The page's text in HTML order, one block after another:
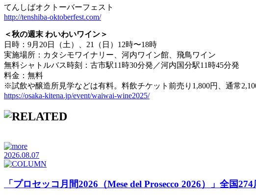
てんしばオクトーバーフェスト
http://tenshiba-oktoberfest.com/
＜秋の週末 わいわいワイン＞
日時：9月20日（土）、21（日）12時〜18時
実施場所：カタシモワイナリー、河内ワイン館、飛鳥ワイン
無料シャトルバス時刻：古市駅11時30分発／河内国分駅11時45分発
料金：無料
※試飲や醸造所見学などは有料。料飲チケット前売り1,800円、通常
https://osaka-kitena.jp/event/waiwai-wine2025/
2026.08.07
「プロセッコ月間2026（Mese del Prosecco 2026）」全国